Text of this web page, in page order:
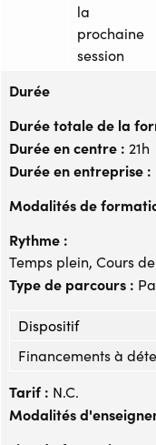
la
prochaine
session
Durée
Durée totale de la
Durée en centre : 21h
Durée en entreprise :
Modalités de
Rythme :
Temps plein, Cours
Type de parcours :
Dispositif
Financements à
Tarif : N.C.
Modalités